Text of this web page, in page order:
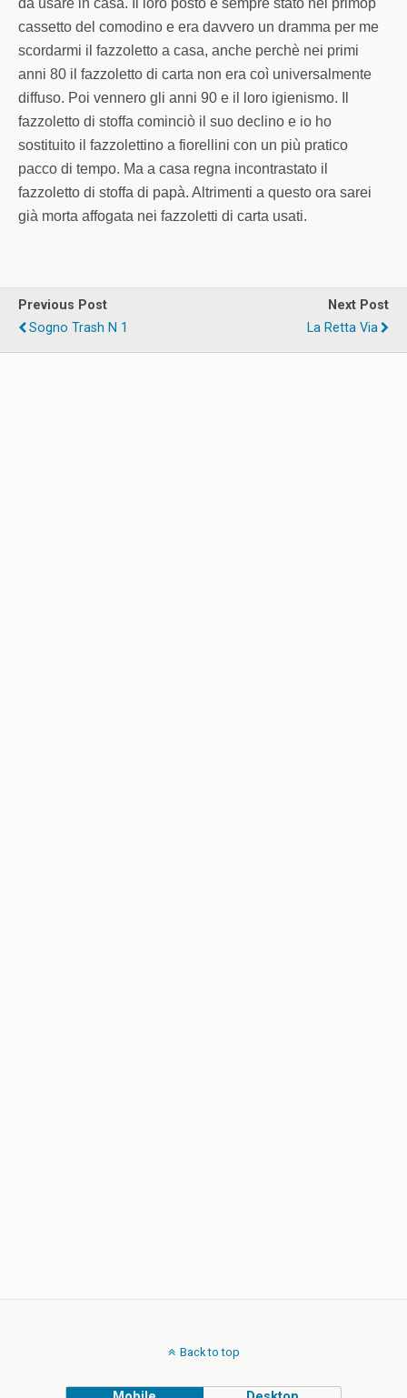
da usare in casa. Il loro posto è sempre stato nel primop
cassetto del comodino e era davvero un dramma per me
scordarmi il fazzoletto a casa, anche perchè nei primi
anni 80 il fazzoletto di carta non era coì universalmente
diffuso. Poi vennero gli anni 90 e il loro igienismo. Il
fazzoletto di stoffa cominciò il suo declino e io ho
sostituito il fazzolettino a fiorellini con un più pratico
pacco di tempo. Ma a casa regna incontrastato il
fazzoletto di stoffa di papà. Altrimenti a questo ora sarei
già morta affogata nei fazzoletti di carta usati.
Previous Post
Sogno Trash N 1
Next Post
La Retta Via
Back to top